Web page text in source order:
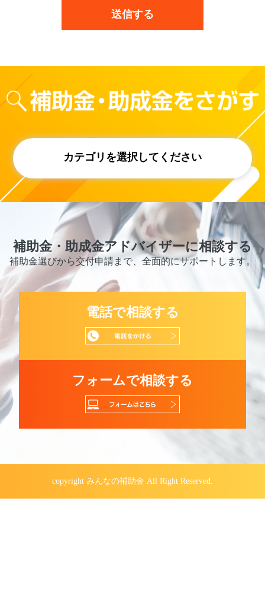
カテゴリを選択してください
補助金・助成金アドバイザーに相談する
補助金選びから交付申請まで、全面的にサポートします。
電話で相談する
フォームで相談する
copyright みんなの補助金 All Right Reserved.